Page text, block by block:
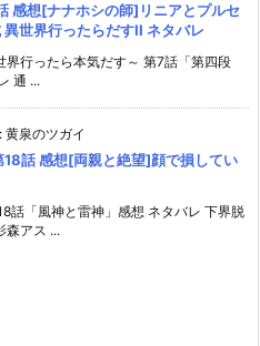
感想[ナナホシの師]リニアとプルセ
世界行ったらだすII ネタバレ
界行ったら本気だす～ 第7話「第四段
通 ...
: 黄泉のツガイ
18話 感想[両親と絶望]顔で損してい
話「風神と雷神」感想 ネタバレ 下界脱
森アス ...